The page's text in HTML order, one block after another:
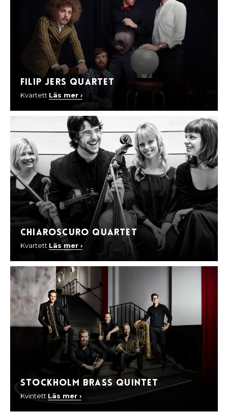
Filip Jers Quartet
Kvartett Läs mer ›
Chiaroscuro Quartet
Kvartett Läs mer ›
STOCKHOLM BRASS QUINTET
Kvintett Läs mer ›